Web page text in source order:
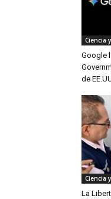
Ciencia
Google
de
Ciencia
La